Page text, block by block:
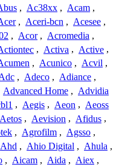
, Ac38xx , Acam ,
, Aceri-bcn , Acesee ,
, Acor , Acromedia ,
, Activa , Active ,
, Acunico , Acvil ,
, Adeco , Adiance ,
Advanced Home , Advidia
, Aegis , Aeon , Aeoss
Aetos , Aevision , Afidus ,
, Agrofilm , Agsso ,
Ahd , Ahio Digital , Ahula ,
, Aicam , Aida , Aiex ,